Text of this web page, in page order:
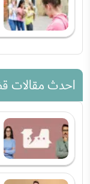
احدث مقالات